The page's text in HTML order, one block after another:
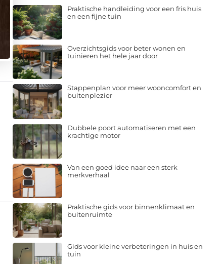
Praktische handleiding voor een fris huis
en een fijne tuin
Overzichtsgids voor beter wonen en
tuinieren het hele jaar door
Stappenplan voor meer wooncomfort en
buitenplezier
Dubbele poort automatiseren met een
krachtige motor
Van een goed idee naar een sterk
merkverhaal
Praktische gids voor binnenklimaat en
buitenruimte
Gids voor kleine verbeteringen in huis en
tuin